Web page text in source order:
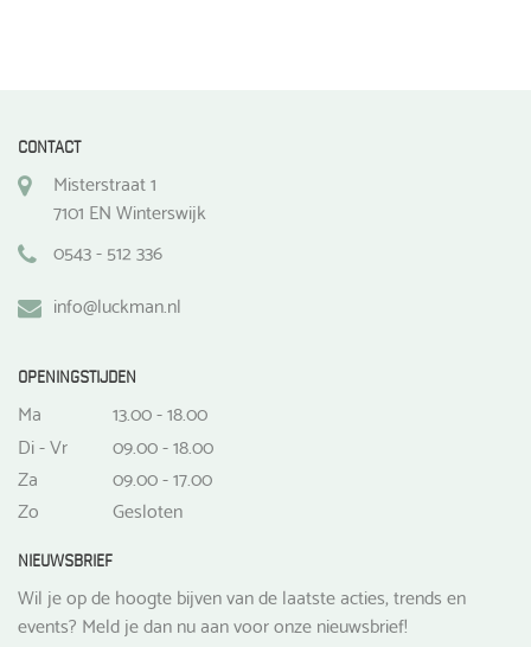
CONTACT
Misterstraat 1
7101 EN Winterswijk
0543 - 512 336
info@luckman.nl
OPENINGSTIJDEN
Ma
13.00 - 18.00
Di - Vr
09.00 - 18.00
Za
09.00 - 17.00
Zo
Gesloten
NIEUWSBRIEF
Wil je op de hoogte bijven van de laatste acties, trends en
events? Meld je dan nu aan voor onze nieuwsbrief!